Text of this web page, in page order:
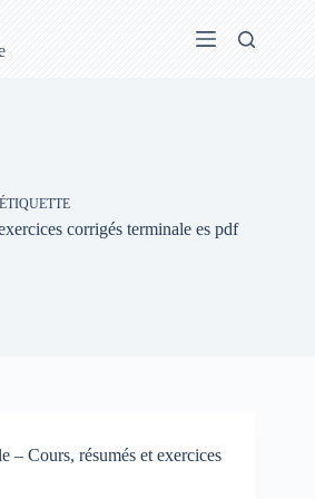
ÉTIQUETTE
corrigés terminale es pdf
– Cours, résumés et exercices